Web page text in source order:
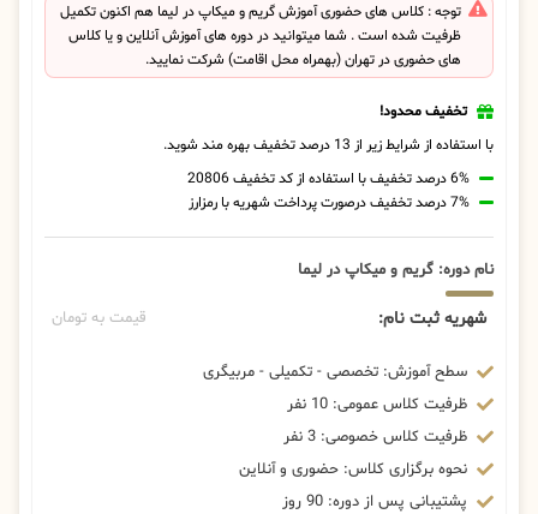
توجه : کلاس های حضوری آموزش گریم و میکاپ در لیما هم اکنون تکمیل
ظرفیت شده است . شما میتوانید در دوره های آموزش آنلاین و یا کلاس
های حضوری در تهران (بهمراه محل اقامت) شرکت نمایید.
تخفیف محدود!
با استفاده از شرایط زیر از 13 درصد تخفیف بهره مند شوید.
6% درصد تخفیف با استفاده از کد تخفیف 20806
7% درصد تخفیف درصورت پرداخت شهریه با رمزارز
نام دوره: گریم و میکاپ در لیما
شهریه ثبت نام: قیمت به تومان
سطح آموزش: تخصصی - تکمیلی - مربیگری
ظرفیت کلاس عمومی: 10 نفر
ظرفیت کلاس خصوصی: 3 نفر
نحوه برگزاری کلاس: حضوری و آنلاین
پشتیبانی پس از دوره: 90 روز